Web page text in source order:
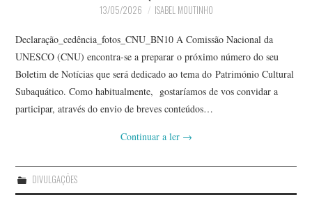
13/05/2026 ISABEL MOUTINHO
Declaração_cedência_fotos_CNU_BN10 A Comissão Nacional da
UNESCO (CNU) encontra-se a preparar o próximo número do seu
Boletim de Notícias que será dedicado ao tema do Património Cultural
Subaquático. Como habitualmente, gostaríamos de vos convidar a
participar, através do envio de breves conteúdos…
Continuar a ler →
DIVULGAÇÕES